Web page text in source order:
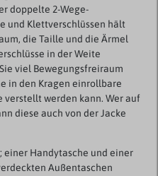
doppelte 2-Wege-
und Klettverschlüssen hält
die Taille und die Ärmel
in der Weite
viel Bewegungsfreiraum
in den Kragen einrollbare
verstellt werden kann. Wer auf
diese auch von der Jacke
einer Handytasche und einer
Außentaschen